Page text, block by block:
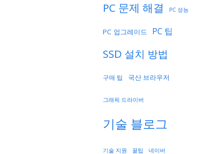
PC 문제 해결 PC 성능
PC 업그레이드 PC 팁
SSD 설치 방법
구매 팁 국산 브라우저
그래픽 드라이버
기술 블로그
기술 지원 꿀팁 네이버